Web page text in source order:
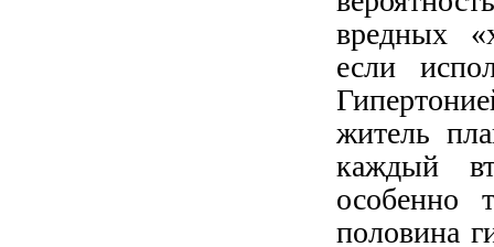
вредных
если
житель
каждый
особенно
половина